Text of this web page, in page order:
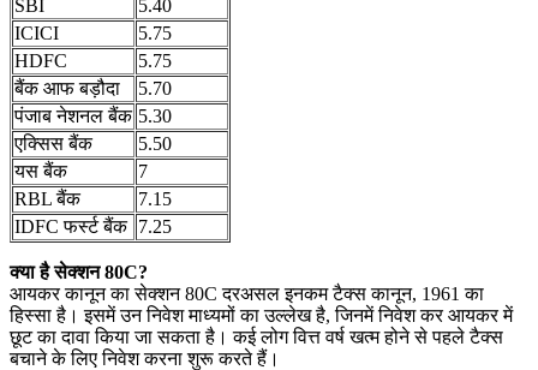
SBI
5.40
ICICI
5.75
HDFC
5.75
बैंक आफ बड़ौदा
5.70
पंजाब नेशनल बैंक 5.30
एक्सिस बैंक
5.50
यस बैंक
7
RBL बैंक
7.15
IDFC फर्स्ट बैंक 7.25
क्या है सेक्शन 80C?
आयकर कानून का सेक्शन 80C दरअसल इनकम टैक्स कानून, 1961 का
हिस्सा है। इसमें उन निवेश माध्यमों का उल्लेख है, जिनमें निवेश कर आयकर में
छूट का दावा किया जा सकता है। कई लोग वित्त वर्ष खत्म होने से पहले टैक्स
बचाने के लिए निवेश करना शुरू करते हैं।